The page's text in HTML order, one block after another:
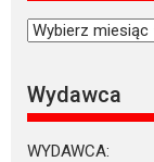
Archiwum
Wydawca
WYDAWCA: